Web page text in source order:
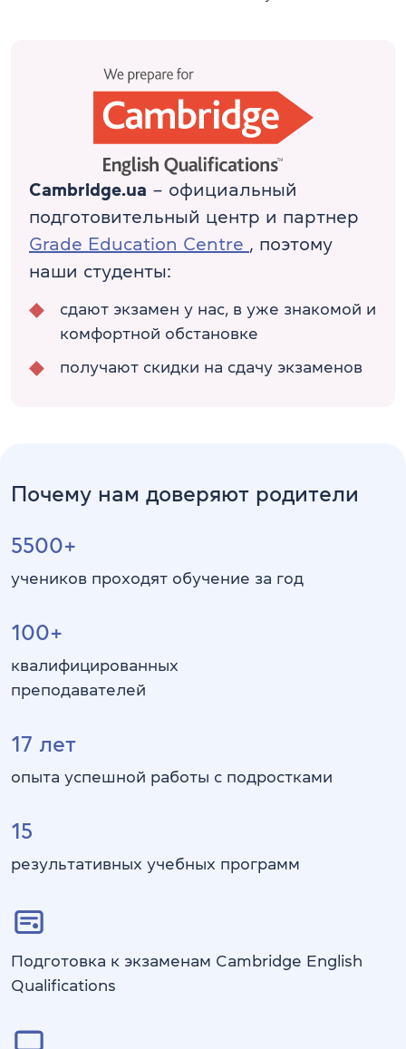
Cambridge.ua – официальный
подготовительный центр и партнер
Grade Education Centre , поэтому
наши студенты:
сдают экзамен у нас, в уже знакомой и
комфортной обстановке
получают скидки на сдачу экзаменов
Почему нам доверяют родители
5500+
учеников проходят обучение за год
100+
квалифицированных
преподавателей
17 лет
опыта успешной работы с подростками
15
результативных учебных программ
Подготовка к экзаменам Cambridge English
Qualifications